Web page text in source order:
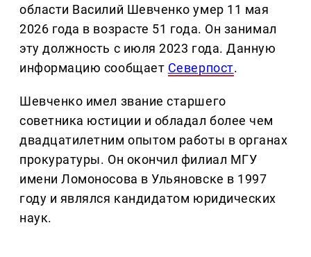
области Василий Шевченко умер 11 мая
2026 года в возрасте 51 года. Он занимал
эту должность с июля 2023 года. Данную
информацию сообщает Северпост.
Шевченко имел звание старшего
советника юстиции и обладал более чем
двадцатилетним опытом работы в органах
прокуратуры. Он окончил филиал МГУ
имени Ломоносова в Ульяновске в 1997
году и являлся кандидатом юридических
наук.